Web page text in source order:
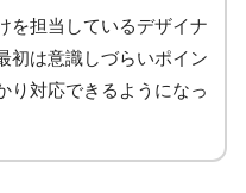
を担当しているデザイナ
初は意識しづらいポイン
り対応できるようになっ